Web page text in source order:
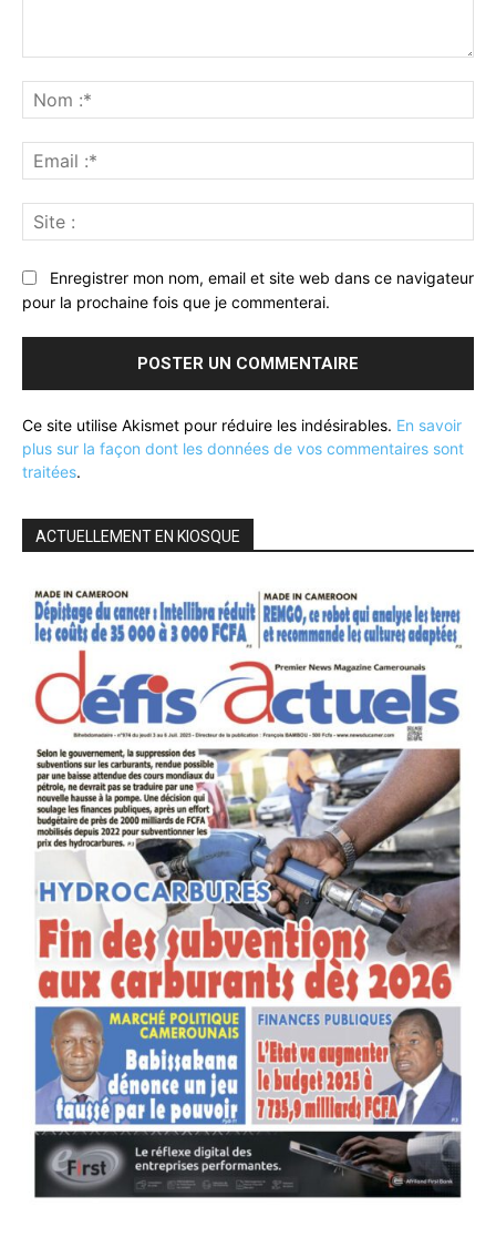
:*
:*
:
Enregistrer mon nom, email et site web dans ce navigateur
pour la prochaine fois que je commenterai.
Ce site utilise Akismet pour réduire les indésirables. En savoir
plus sur la façon dont les données de vos commentaires sont
traitées.
ACTUELLEMENT EN KIOSQUE